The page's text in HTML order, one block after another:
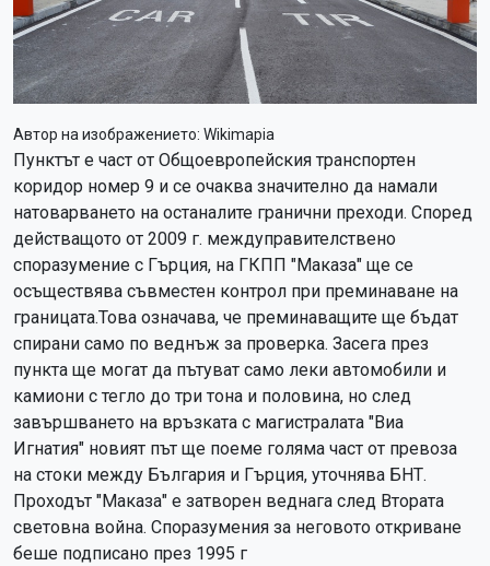
Автор на изображението: Wikimapia
Пунктът е част от Общоевропейския транспортен
коридор номер 9 и се очаква значително да намали
натоварването на останалите гранични преходи. Според
действащото от 2009 г. междуправителствено
споразумение с Гърция, на ГКПП "Маказа" ще се
осъществява съвместен контрол при преминаване на
границата.Това означава, че преминаващите ще бъдат
спирани само по веднъж за проверка. Засега през
пункта ще могат да пътуват само леки автомобили и
камиони с тегло до три тона и половина, но след
завършването на връзката с магистралата "Виа
Игнатия" новият път ще поеме голяма част от превоза
на стоки между България и Гърция, уточнява БНТ.
Проходът "Маказа" е затворен веднага след Втората
световна война. Споразумения за неговото откриване
беше подписано през 1995 г